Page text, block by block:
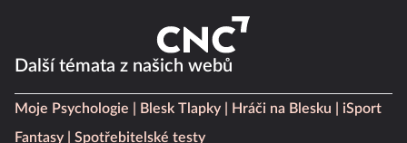
Další témata z našich webů
Moje Psychologie Blesk Tlapky Hráči na Blesku
iSport
Fantasy
Spotřebitelské testy